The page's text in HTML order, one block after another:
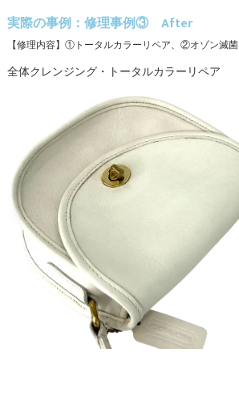
実際の事例：修理事例③ After
【修理内容】①トータルカラーリペア、②オゾン滅菌
全体クレンジング・トータルカラーリペア